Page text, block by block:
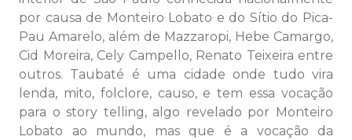
por causa de Monteiro Lobato e do Sítio do Pica-
Pau Amarelo, além de Mazzaropi, Hebe Camargo,
Cid Moreira, Cely Campello, Renato Teixeira entre
outros. Taubaté é uma cidade onde tudo vira
lenda, mito, folclore, causo, e tem essa vocação
para o story telling, algo revelado por Monteiro
Lobato ao mundo, mas que é a vocação da